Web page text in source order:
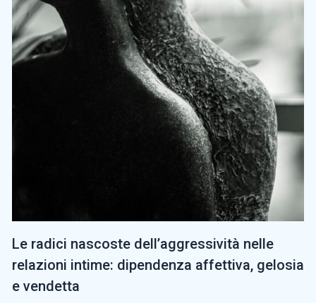
Le radici nascoste dell’aggressività nelle
relazioni intime: dipendenza affettiva, gelosia
e vendetta